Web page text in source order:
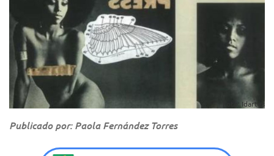
Foto: Idartes
Publicado por: Paola Fernández Torres